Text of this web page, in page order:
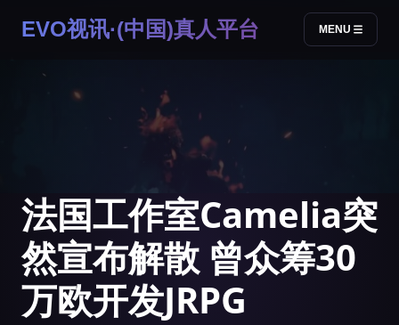
EVO视讯·(中国)真人平台 MENU
法国工作室Camelia突
然宣布解散 曾众筹30
万欧开发JRPG